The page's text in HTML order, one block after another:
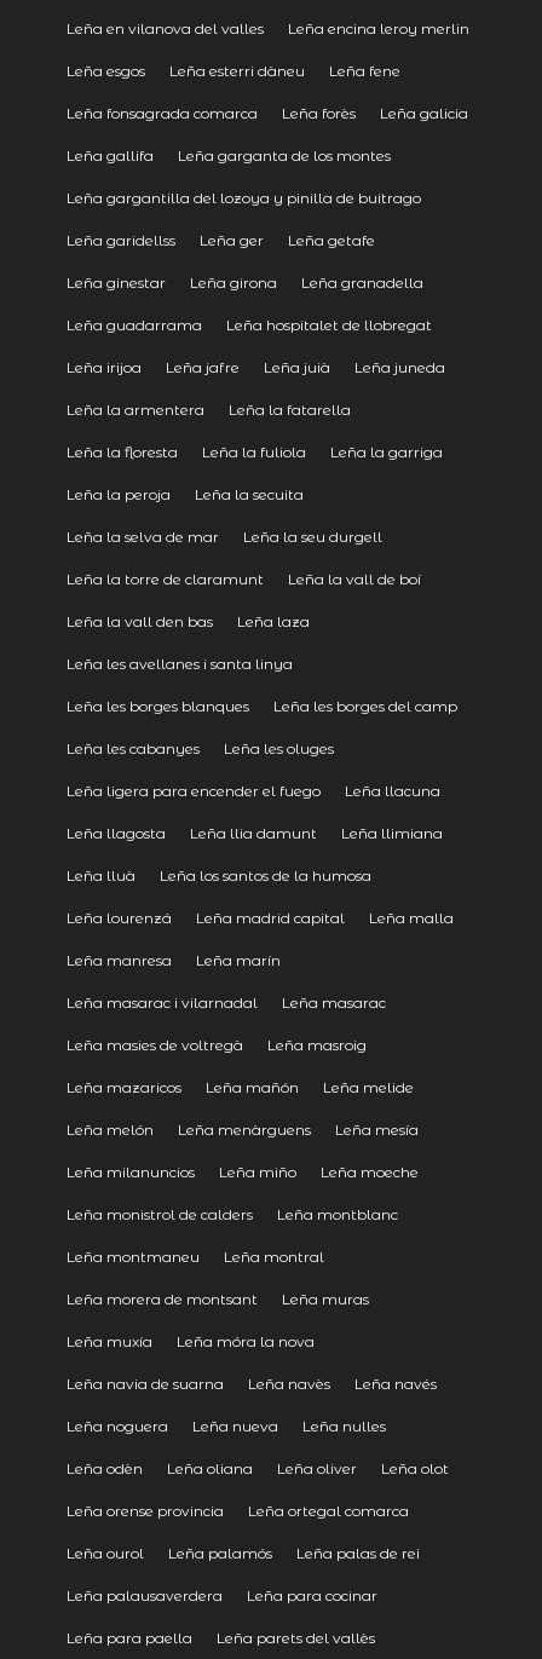
Leña en vilanova del valles Leña encina leroy merlin
Leña esgos Leña esterri dàneu Leña fene
Leña fonsagrada comarca Leña forès Leña galicia
Leña gallifa Leña garganta de los montes
Leña gargantilla del lozoya y pinilla de buitrago
Leña garidellss Leña ger Leña getafe
Leña ginestar Leña girona Leña granadella
Leña guadarrama Leña hospitalet de llobregat
Leña irijoa Leña jafre Leña juià Leña juneda
Leña la armentera Leña la fatarella
Leña la floresta Leña la fuliola Leña la garriga
Leña la peroja Leña la secuita
Leña la selva de mar Leña la seu durgell
Leña la torre de claramunt Leña la vall de boí
Leña la vall den bas Leña laza
Leña les avellanes i santa linya
Leña les borges blanques Leña les borges del camp
Leña les cabanyes Leña les oluges
Leña ligera para encender el fuego Leña llacuna
Leña llagosta Leña llia damunt Leña llimiana
Leña lluà Leña los santos de la humosa
Leña lourenzá Leña madrid capital Leña malla
Leña manresa Leña marín
Leña masarac i vilarnadal Leña masarac
Leña masies de voltregà Leña masroig
Leña mazaricos Leña mañón Leña melide
Leña melón Leña menàrguens Leña mesía
Leña milanuncios Leña miño Leña moeche
Leña monistrol de calders Leña montblanc
Leña montmaneu Leña montral
Leña morera de montsant Leña muras
Leña muxía Leña móra la nova
Leña navia de suarna Leña navès Leña navés
Leña noguera Leña nueva Leña nulles
Leña odèn Leña oliana Leña oliver Leña olot
Leña orense provincia Leña ortegal comarca
Leña ourol Leña palamós Leña palas de rei
Leña palausaverdera Leña para cocinar
Leña para paella Leña parets del vallès